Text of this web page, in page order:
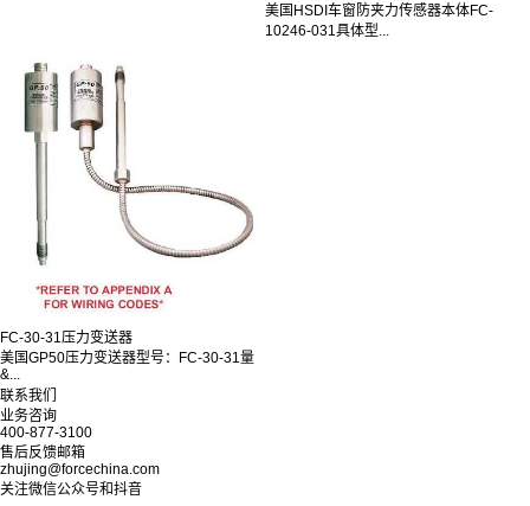
美国HSDI车窗防夹力传感器本体FC-
10246-031具体型...
FC-30-31压力变送器
美国GP50压力变送器型号：FC-30-31量
&...
联系我们
业务咨询
400-877-3100
售后反馈邮箱
zhujing@forcechina.com
关注微信公众号和抖音